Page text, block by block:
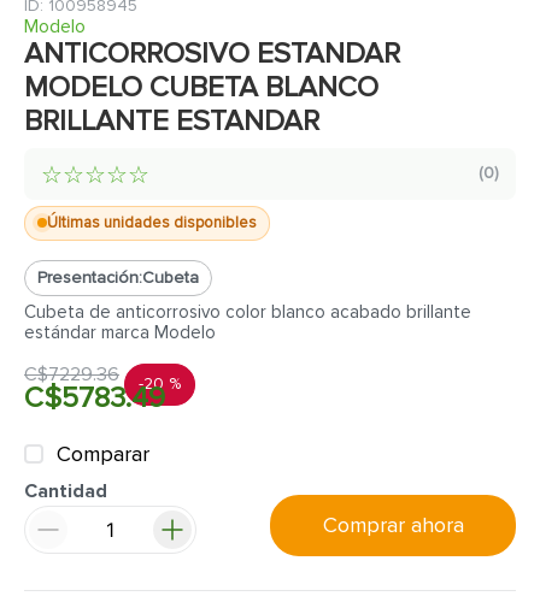
: 100958945
Modelo
ANTICORROSIVO ESTANDAR
MODELO CUBETA BLANCO
BRILLANTE ESTANDAR
☆☆☆☆☆ (0)
Últimas unidades disponibles
Presentación:Cubeta
Cubeta de anticorrosivo color blanco acabado brillante
estándar marca Modelo
C$7229.36 -20 %
C$5783.49
Comparar
Cantidad
Comprar ahora
8.
azulejo
9
puerta
10. pantry